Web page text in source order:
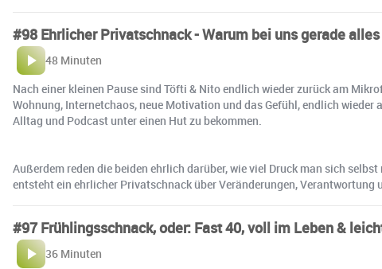
#98 Ehrlicher Privatschnack - Warum bei uns gerade
48 Minuten
Nach einer kleinen Pause sind Töfti & Nito endlich wieder zurück am
Wohnung, Internetchaos, neue Motivation und das Gefühl, endlich
Alltag und Podcast unter einen Hut zu bekommen.
Außerdem reden die beiden ehrlich darüber, wie viel Druck man sich
entsteht ein ehrlicher Privatschnack über Veränderungen, Verantwortung
#97 Frühlingsschnack, oder: Fast 40, voll im Leben &
36 Minuten